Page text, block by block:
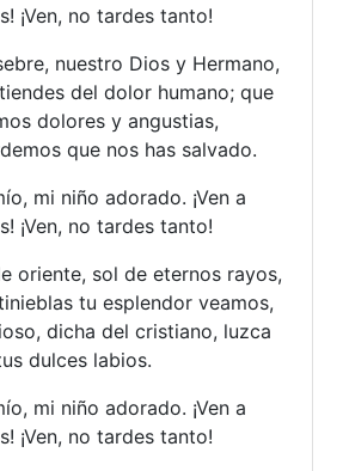
¡Ven, no tardes tanto!
nuestro Dios y Hermano,
del dolor humano; que
dolores y angustias,
que nos has salvado.
mi niño adorado. ¡Ven a
¡Ven, no tardes tanto!
oriente, sol de eternos rayos,
tu esplendor veamos,
dicha del cristiano, luzca
dulces labios.
mi niño adorado. ¡Ven a
¡Ven, no tardes tanto!